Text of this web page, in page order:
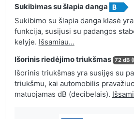
Sukibimas su šlapia danga
Sukibimo su šlapia danga klasė
funkcija, susijusi su padangos
kelyje. Išsamiau...
Išorinis riedėjimo triukšmas 72 dB
Išorinis triukšmas yra susijęs su
triukšmu, kai automobilis
matuojamas dB (decibelais).